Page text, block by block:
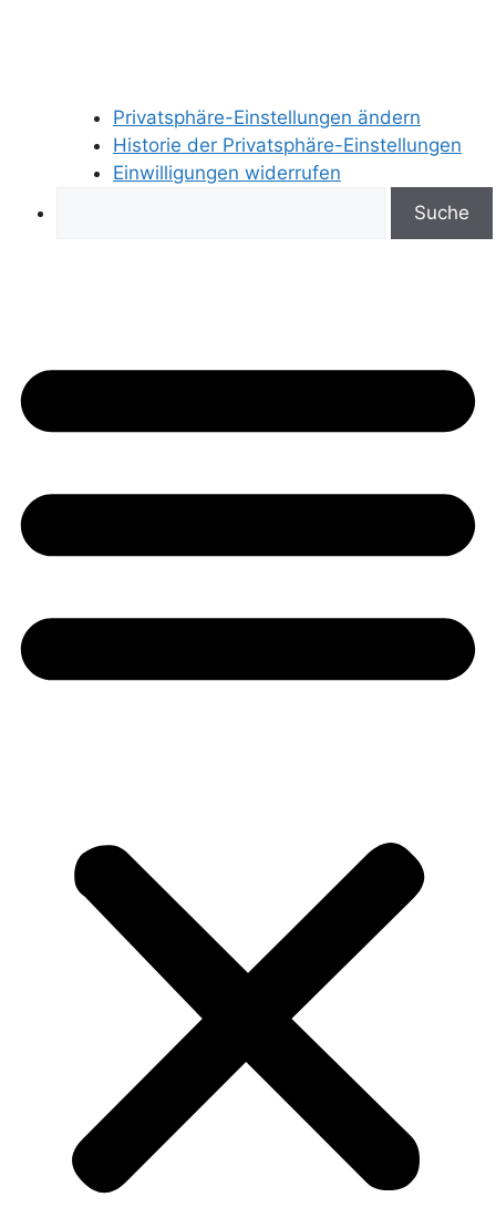
Privatsphäre-Einstellungen ändern
Historie der Privatsphäre-Einstellungen
Einwilligungen widerrufen